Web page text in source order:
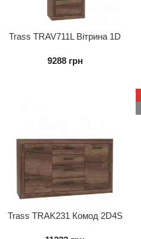
Trass TRAV711L Вітрина 1D
9288 грн
Trass TRAK231 Комод 2D4S